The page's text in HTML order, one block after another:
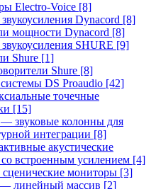
Electro-Voice [8]
Dynacord [8]
мощности Dynacord [8]
SHURE [9]
Shure [1]
Shure [8]
DS Proaudio [42]
точечные
[15]
звуковые колонны для
интеграции [8]
акустические
встроенным усилением [4]
мониторы [3]
линейный массив [2]